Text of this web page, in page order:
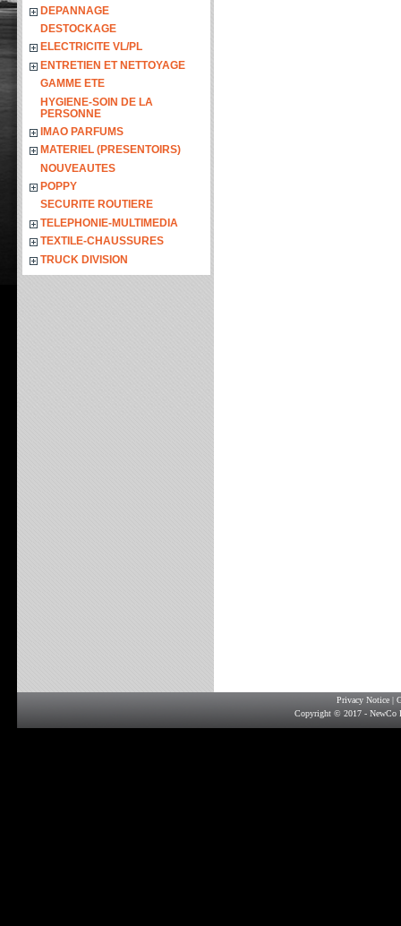
DEPANNAGE
DESTOCKAGE
ELECTRICITE VL/PL
ENTRETIEN ET NETTOYAGE
GAMME ETE
HYGIENE-SOIN DE LA
PERSONNE
IMAO PARFUMS
MATERIEL (PRESENTOIRS)
NOUVEAUTES
POPPY
SECURITE ROUTIERE
TELEPHONIE-MULTIMEDIA
TEXTILE-CHAUSSURES
TRUCK DIVISION
Privacy Notice |
Copyright © 2017 - NewCo